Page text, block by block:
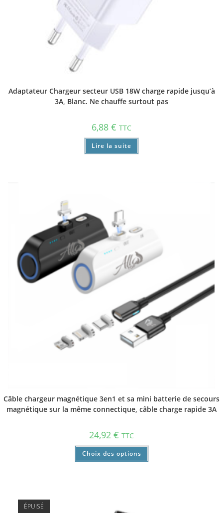
Adaptateur Chargeur secteur USB 18W charge rapide jusqu’à
3A, Blanc. Ne chauffe surtout pas
6,88 € TTC
Lire la suite
Câble chargeur magnétique 3en1 et sa mini batterie de secours
magnétique sur la même connectique, câble charge rapide 3A
24,92 € TTC
Choix des options
ÉPUISÉ